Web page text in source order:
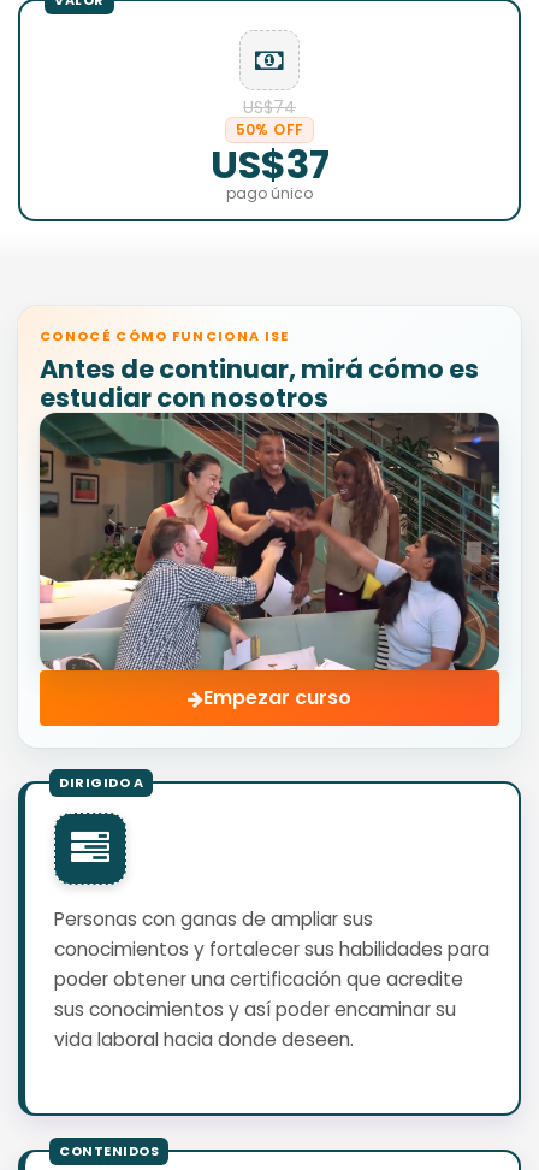
US$74
50% OFF
US$37
pago único
CONOCÉ CÓMO FUNCIONA ISE
Antes de continuar, mirá cómo es
estudiar con nosotros
Empezar curso
Personas con ganas de ampliar sus
conocimientos y fortalecer sus habilidades para
poder obtener una certificación que acredite
sus conocimientos y así poder encaminar su
vida laboral hacia donde deseen.